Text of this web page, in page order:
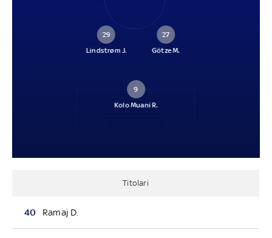
27
Götze M.
29
Lindstrøm J.
9
Kolo Muani R.
Titolari
40 Ramaj D.